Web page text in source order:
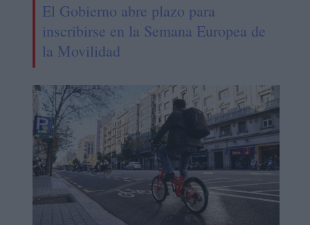
El Gobierno abre plazo para
inscribirse en la Semana Europea de
la Movilidad